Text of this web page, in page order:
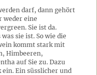
darf, dann gehört
weder eine
Sie ist da.
sie ist. So wie die
kommt stark mit
Himbeeren,
auf Sie zu. Dazu
Ein süsslicher und